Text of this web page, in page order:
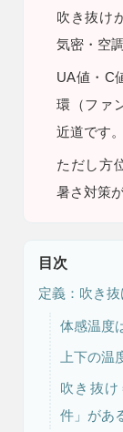
吹き抜け
気密・空
UA値・C
環（ファ
近道です。
ただし方
暑さ対策
目次
定義：吹き
体感温度
上下の
吹き抜
件」があ
事業用